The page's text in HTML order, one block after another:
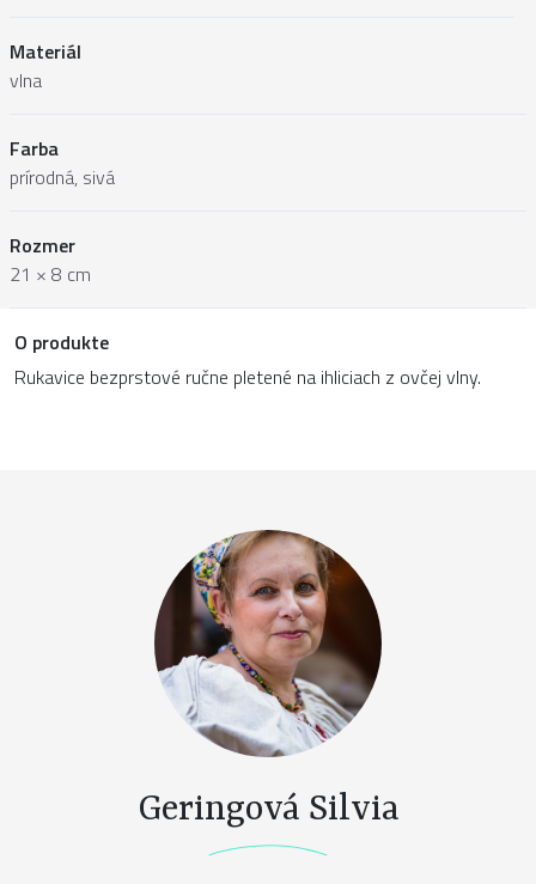
Materiál
vlna
Farba
prírodná, sivá
Rozmer
21 × 8 cm
O produkte
Rukavice bezprstové ručne pletené na ihliciach z ovčej vlny.
Geringová Silvia